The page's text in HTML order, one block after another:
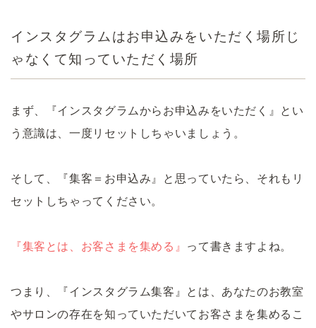
インスタグラムはお申込みをいただく場所じ
ゃなくて知っていただく場所
まず、『インスタグラムからお申込みをいただく』とい
う意識は、一度リセットしちゃいましょう。
そして、『集客＝お申込み』と思っていたら、それもリ
セットしちゃってください。
『集客とは、お客さまを集める』 って書きますよね。
つまり、『インスタグラム集客』とは、あなたのお教室
やサロンの存在を知っていただいてお客さまを集めるこ